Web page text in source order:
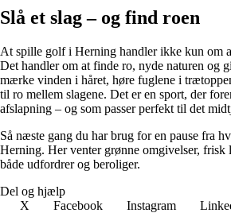
Slå et slag – og find roen
At spille golf i Herning handler ikke kun om
Det handler om at finde ro, nyde naturen og
mærke vinden i håret, høre fuglene i
til ro mellem slagene. Det er en sport, der
afslapning – og som passer perfekt til det
Så næste gang du har brug for en pause fra
Herning. Her venter grønne omgivelser, frisk
både udfordrer og beroliger.
Del og hjælp
X
Facebook Instagram